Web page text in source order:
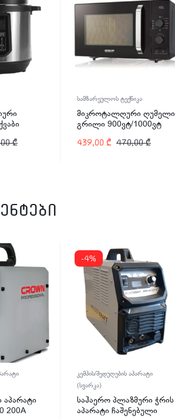
₾
სამზარეულოს ტექნიკა
მიკროტალღური ღუმელი
გრილი 900ვტ/1000ვტ
2574
470,00₾
439,00 ₾
აპარატი
200A
-4%
კემპის/შედუღების აპარატი
(სვარკა)
საჰაერო პლაზმური ჭრის
აპარატი ჩაშენებული